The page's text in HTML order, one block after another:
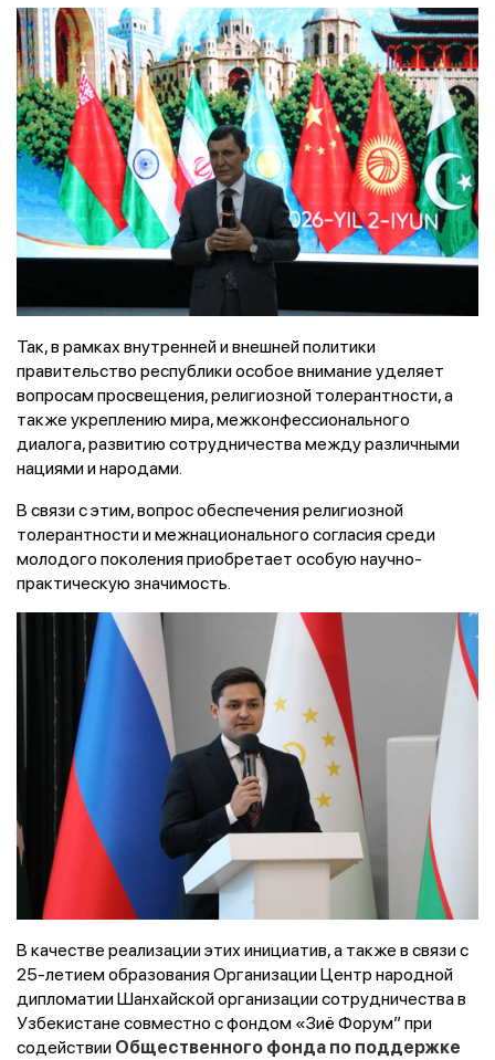
Так, в рамках внутренней и внешней политики
правительство республики особое внимание уделяет
вопросам просвещения, религиозной толерантности, а
также укреплению мира, межконфессионального
диалога, развитию сотрудничества между различными
нациями и народами.
В связи с этим, вопрос обеспечения религиозной
толерантности и межнационального согласия среди
молодого поколения приобретает особую научно-
практическую значимость.
В качестве реализации этих инициатив, а также в связи с
25-летием образования Организации Центр народной
дипломатии Шанхайской организации сотрудничества в
Узбекистане совместно с фондом «Зиё Форум”при
содействии Общественного фонда по поддержке